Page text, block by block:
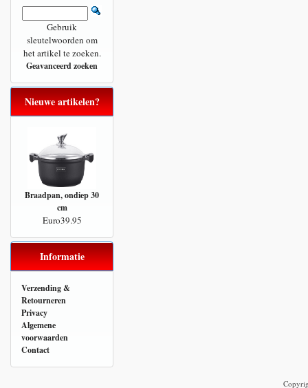
Gebruik
sleutelwoorden om
het artikel te zoeken.
Geavanceerd zoeken
Nieuwe artikelen?
Braadpan, ondiep 30
cm
Euro39.95
Informatie
Verzending &
Retourneren
Privacy
Algemene
voorwaarden
Contact